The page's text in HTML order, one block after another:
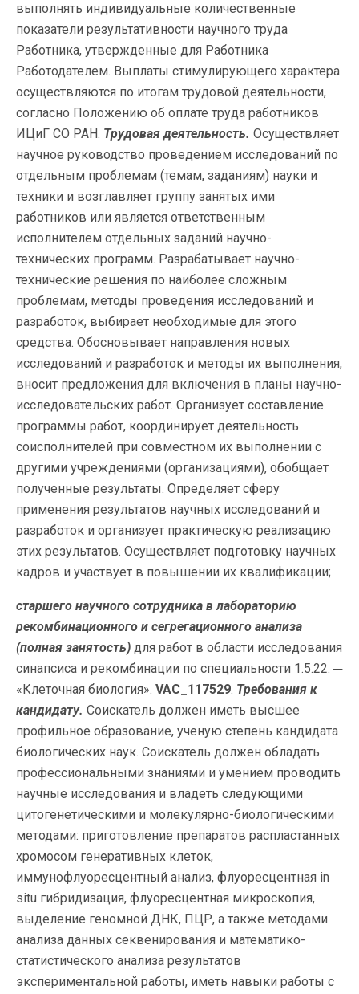
выполнять индивидуальные количественные
показатели результативности научного труда
Работника, утвержденные для Работника
Работодателем. Выплаты стимулирующего характера
осуществляются по итогам трудовой деятельности,
согласно Положению об оплате труда работников
ИЦиГ СО РАН. Трудовая деятельность. Осуществляет
научное руководство проведением исследований по
отдельным проблемам (темам, заданиям) науки и
техники и возглавляет группу занятых ими
работников или является ответственным
исполнителем отдельных заданий научно-
технических программ. Разрабатывает научно-
технические решения по наиболее сложным
проблемам, методы проведения исследований и
разработок, выбирает необходимые для этого
средства. Обосновывает направления новых
исследований и разработок и методы их выполнения,
вносит предложения для включения в планы научно-
исследовательских работ. Организует составление
программы работ, координирует деятельность
соисполнителей при совместном их выполнении с
другими учреждениями (организациями), обобщает
полученные результаты. Определяет сферу
применения результатов научных исследований и
разработок и организует практическую реализацию
этих результатов. Осуществляет подготовку научных
кадров и участвует в повышении их квалификации;
старшего научного сотрудника в лабораторию
рекомбинационного и сегрегационного анализа
(полная занятость) для работ в области исследования
синапсиса и рекомбинации по специальности 1.5.22. ─
«Клеточная биология». VAC_117529. Требования к
кандидату. Соискатель должен иметь высшее
профильное образование, ученую степень кандидата
биологических наук. Соискатель должен обладать
профессиональными знаниями и умением проводить
научные исследования и владеть следующими
цитогенетическими и молекулярно-биологическими
методами: приготовление препаратов распластанных
хромосом генеративных клеток,
иммунофлуоресцентный анализ, флуоресцентная in
situ гибридизация, флуоресцентная микроскопия,
выделение геномной ДНК, ПЦР, а также методами
анализа данных секвенирования и математико-
статистического анализа результатов
экспериментальной работы, иметь навыки работы с